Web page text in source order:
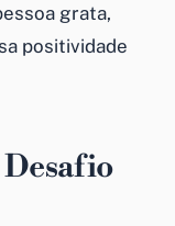
grata,
positividade